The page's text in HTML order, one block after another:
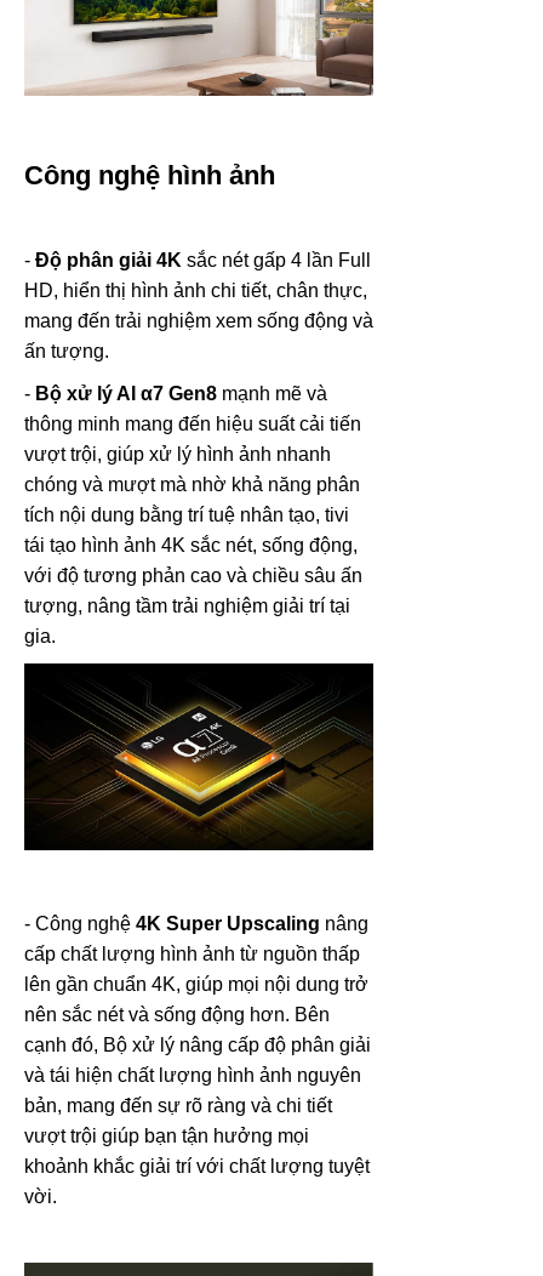
Công nghệ hình ảnh
- Độ phân giải 4K sắc nét gấp 4 lần Full
HD, hiển thị hình ảnh chi tiết, chân thực,
mang đến trải nghiệm xem sống động và
ấn tượng.
- Bộ xử lý AI α7 Gen8 mạnh mẽ và
thông minh mang đến hiệu suất cải tiến
vượt trội, giúp xử lý hình ảnh nhanh
chóng và mượt mà nhờ khả năng phân
tích nội dung bằng trí tuệ nhân tạo, tivi
tái tạo hình ảnh 4K sắc nét, sống động,
với độ tương phản cao và chiều sâu ấn
tượng, nâng tầm trải nghiệm giải trí tại
gia.
- Công nghệ 4K Super Upscaling nâng
cấp chất lượng hình ảnh từ nguồn thấp
lên gần chuẩn 4K, giúp mọi nội dung trở
nên sắc nét và sống động hơn. Bên
cạnh đó, Bộ xử lý nâng cấp độ phân giải
và tái hiện chất lượng hình ảnh nguyên
bản, mang đến sự rõ ràng và chi tiết
vượt trội giúp bạn tận hưởng mọi
khoảnh khắc giải trí với chất lượng tuyệt
vời.